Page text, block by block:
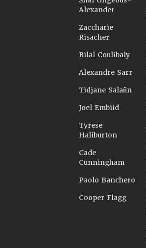
Alexander
Zaccharie
Risacher
Bilal Coulibaly
Alexandre Sarr
Tidjane Salaün
Joel Embiid
Tyrese
Haliburton
Cade
Cunningham
Paolo Banchero
Cooper Flagg